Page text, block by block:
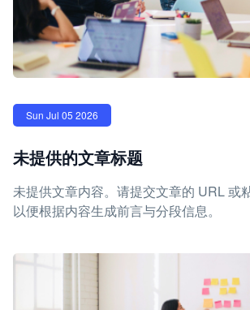
Sun Jul 05 2026
未提供的文章标题
未提供文章内容。请提交文章的 URL 或
以便根据内容生成前言与分段信息。